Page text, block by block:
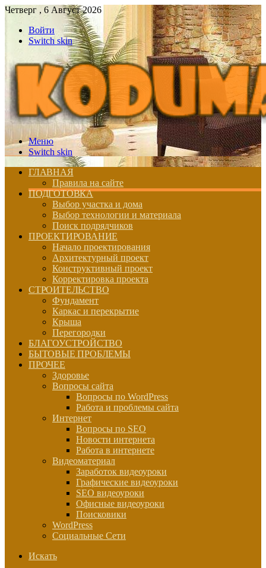
Четверг , 6 Август 2026
Войти
Switch skin
Меню
Switch skin
ГЛАВНАЯ
Правила на сайте
ПОДГОТОВКА
Выбор участка и дома
Выбор технологии и материала
Поиск подрядчиков
ПРОЕКТИРОВАНИЕ
Начало проектирования
Архитектурный проект
Конструктивный проект
Корректировка проекта
СТРОИТЕЛЬСТВО
Фундамент
Каркас и перекрытие
Крыша
Перегородки
БЛАГОУСТРОЙСТВО
БЫТОВЫЕ ПРОБЛЕМЫ
ПРОЧЕЕ
Здоровье
Вопросы сайта
Вопросы по WordPress
Работа и проблемы сайта
Интернет
Вопросы по SEO
Новости интернета
Работа в интернете
Видеоматериал
Заработок видеоуроки
Графические видеоуроки
SEO видеоуроки
Офисные видеоуроки
Поисковики
WordPress
Социальные Сети
Искать